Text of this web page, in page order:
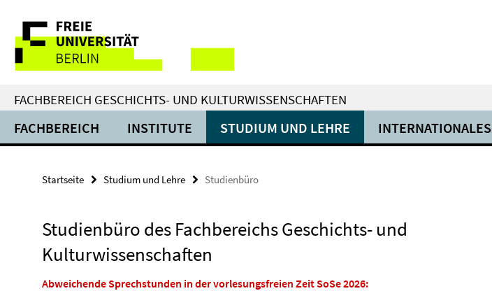
direkt
Inhalt
Service-
Navigation
FACHBEREICH GESCHICHTS- UND KULTURWISSENSCHAFTEN
FACHBEREICH INSTITUTE STUDIUM UND LEHRE INTERNATIONALES
Startseite Studium und Lehre Studienbüro
Studienbüro des Fachbereichs Geschichts- und
Kulturwissenschaften
Abweichende Sprechstunden in der vorlesungsfreien Zeit SoSe 2026: